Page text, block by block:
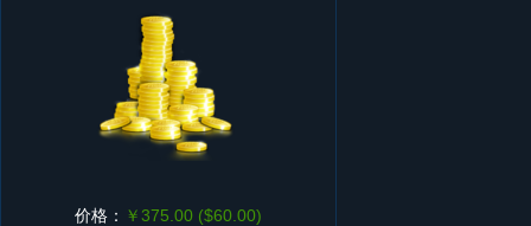
价格： ￥375.00 ($60.00)